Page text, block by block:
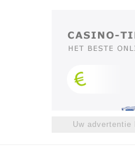
Uw advertentie